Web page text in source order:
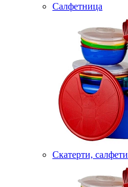
Салфетница
Скатерти, салфети